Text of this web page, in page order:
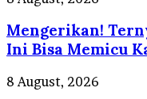
Pola
Makan
Seperti
Ini
Mengerikan!
Ini Bisa Memicu
Banyak
8 August, 2026